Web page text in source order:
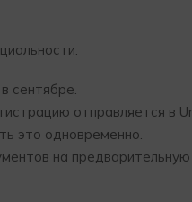
сентябре.
отправляется в
это одновременно.
на